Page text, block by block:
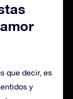
que decir, es
y